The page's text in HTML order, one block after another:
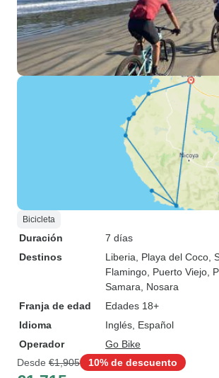
Bicicleta
Duración
7 días
Destinos
Liberia , Playa del Coco,
Flamingo , Puerto Viejo ,
Samara , Nosara
Franja de edad
Edades 18+
Idioma
Inglés, Español
Operador
Go Bike
Desde €1,905 10% de descuento